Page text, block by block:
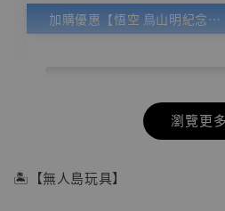
加購優惠【悟空 鳥山明紀念款 [奇蹟工作室]】
瀏覽更多
🏝【無人島玩具】